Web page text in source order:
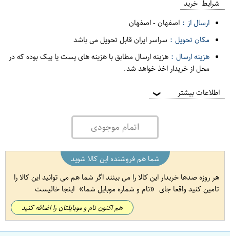
شرایط خرید
ارسال از : اصفهان-اصفهان
مکان تحویل : سراسر ایران قابل تحویل می باشد
هزینه ارسال : هزینه ارسال مطابق با هزینه های پست یا پیک بوده که در
محل از خریدار اخذ خواهد شد.
اطلاعات بیشتر ❯
اتمام موجودی
شما هم فروشنده این کالا شوید
هر روزه صدها خریدار این کالا را می بینند اگر شما هم می توانید این کالا را
تامین کنید واقعا جای
نام و شماره موبایل شما اینجا خالیست
هم اکنون نام و موبایلتان را اضافه کنید